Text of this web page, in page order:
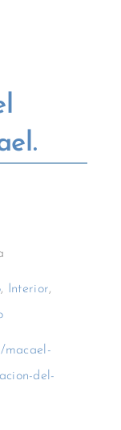
, Interior,
macael-
del-